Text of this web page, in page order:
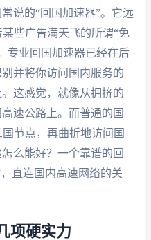
说的“回国加速器”。它远
些广告满天飞的所谓“免
专业回国加速器已经在后
并将你访问国内服务的
这感觉，就像从拥挤的
速公路上。而普通的国
节点，再曲折地访问国
么能好？一个靠谱的回
直连国内高速网络的关
项硬实力